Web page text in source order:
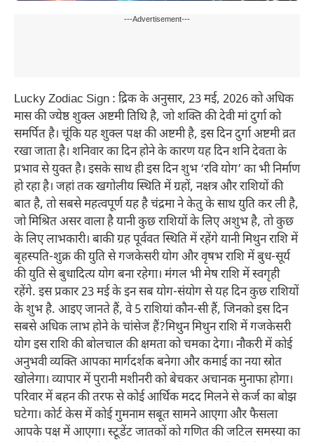
---Advertisement---
Lucky Zodiac Sign : द्रिक के अनुसार, 23 मई, 2026 को अधिक
मास की ज्येष्ठ शुक्ल अष्टमी तिथि है, जो शक्ति की देवी मां दुर्गा को
समर्पित है। चूंकि यह शुक्ल पक्ष की अष्टमी है, इस दिन दुर्गा अष्टमी व्रत
रखा जाता है। शनिवार का दिन होने के कारण यह दिन शनि देवता के
प्रभाव से युक्त है। इसके साथ ही इस दिन शुभ ‘रवि योग’ का भी निर्माण
हो रहा है। जहां तक खगोलीय स्थिति में ग्रहों, नक्षत्र और राशियों की
बात है, तो सबसे महत्वपूर्ण यह है चंद्रमा ने केतु के साथ युति कर ली है,
जो मिश्रित असर वाला है यानी कुछ राशियों के लिए अशुभ है, तो कुछ
के लिए लाभकारी। बाकी ग्रह पूर्ववत स्थिति में रहेंगे यानी मिथुन राशि में
बृहस्पति-शुक्र की युति से गजकेसरी योग और वृषभ राशि में बुध-सूर्य
की युति से बुधादित्य योग बना रहेगा। मंगल भी मेष राशि में स्वगृही
रहेंगे. इस प्रकार 23 मई के इन सब योग-संयोग से यह दिन कुछ राशियों
के शुभ है. आइए जानते हैं, वे 5 राशियां कौन-सी हैं, जिनको इस दिन
सबसे अधिक लाभ होने के चांसेज हैं?मिथुन मिथुन राशि में गजकेसरी
योग इस राशि की बोलचाल की क्षमता को चमका देगा। नौकरी में कोई
अनुभवी व्यक्ति आपका मार्गदर्शक बनेगा और कमाई का नया स्रोत
खोलेगा। व्यापार में पुरानी मशीनरी को बेचकर अचानक मुनाफा होगा।
परिवार में बहन की तरफ से कोई आर्थिक मदद मिलने से कर्ज का बोझ
घटेगा। कोर्ट केस में कोई गुमनाम सबूत सामने आएगा और फैसला
आपके पक्ष में आएगा। स्टूडेंट जातकों को गणित की जटिल समस्या का